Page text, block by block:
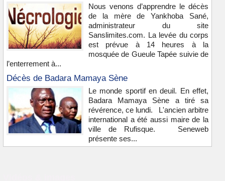
Nous venons d’apprendre le décès
de la mère de Yankhoba Sané,
administrateur du site
Sanslimites.com. La levée du corps
est prévue à 14 heures à la
mosquée de Gueule Tapée suivie de
l’enterrement à...
Décès de Badara Mamaya Sène
Le monde sportif en deuil. En effet,
Badara Mamaya Sène a tiré sa
révérence, ce lundi. L'ancien arbitre
international a été aussi maire de la
ville de Rufisque. Seneweb
présente ses...